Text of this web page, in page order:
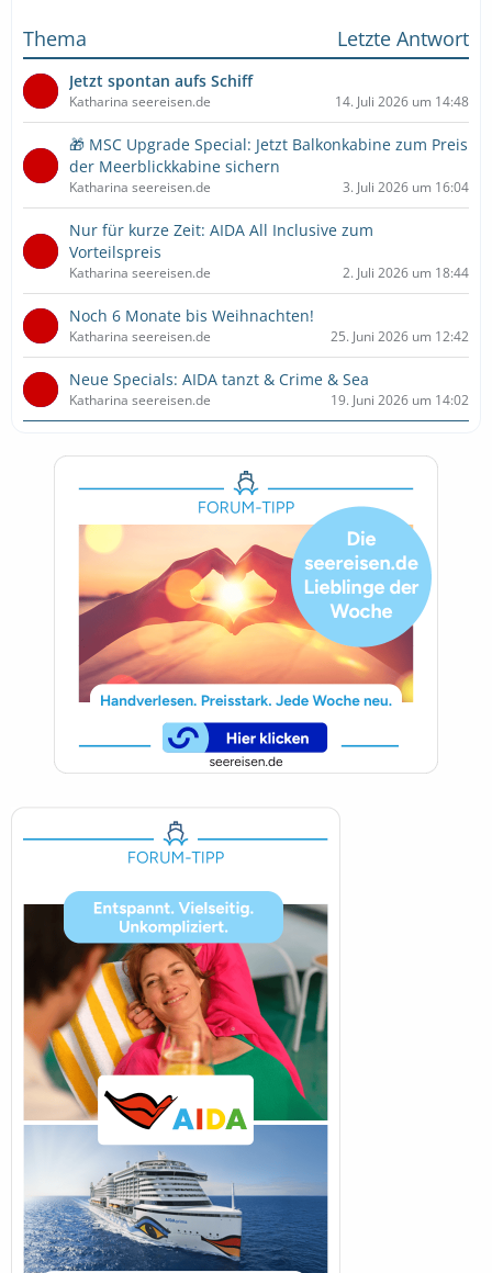
Thema
Letzte Antwort
Jetzt spontan aufs Schiff
Katharina seereisen.de 14. Juli 2026 um 14:48
🎁 MSC Upgrade Special: Jetzt Balkonkabine zum Preis
der Meerblickkabine sichern
Katharina seereisen.de 3. Juli 2026 um 16:04
Nur für kurze Zeit: AIDA All Inclusive zum
Vorteilspreis
Katharina seereisen.de 2. Juli 2026 um 18:44
Noch 6 Monate bis Weihnachten!
Katharina seereisen.de 25. Juni 2026 um 12:42
Neue Specials: AIDA tanzt & Crime & Sea
Katharina seereisen.de 19. Juni 2026 um 14:02